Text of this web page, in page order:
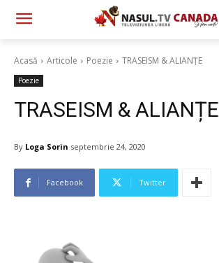
Acasă Articole Poezie TRASEISM & ALIANȚE
Poezie
TRASEISM & ALIANȚE
By Loga Sorin septembrie 24, 2020
Facebook Twitter